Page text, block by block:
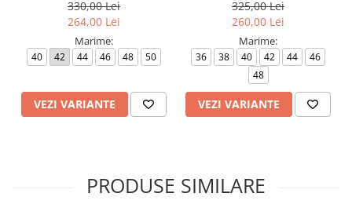
330,00 Lei
264,00 Lei
Marime:
40 42 44 46 48 50
VEZI VARIANTE
325,00 Lei
260,00 Lei
Marime:
36 38 40 42 44
46
48
VEZI VARIANTE
PRODUSE SIMILARE